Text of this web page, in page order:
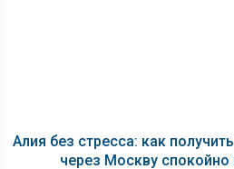
Алия без стресса: как
через Москву спокойно